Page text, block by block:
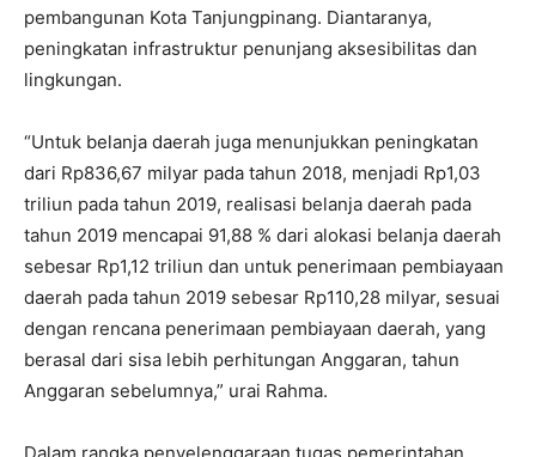
pembangunan Kota Tanjungpinang. Diantaranya,
peningkatan infrastruktur penunjang aksesibilitas dan
lingkungan.
“Untuk belanja daerah juga menunjukkan peningkatan
dari Rp836,67 milyar pada tahun 2018, menjadi Rp1,03
triliun pada tahun 2019, realisasi belanja daerah pada
tahun 2019 mencapai 91,88 % dari alokasi belanja daerah
sebesar Rp1,12 triliun dan untuk penerimaan pembiayaan
daerah pada tahun 2019 sebesar Rp110,28 milyar, sesuai
dengan rencana penerimaan pembiayaan daerah, yang
berasal dari sisa lebih perhitungan Anggaran, tahun
Anggaran sebelumnya,” urai Rahma.